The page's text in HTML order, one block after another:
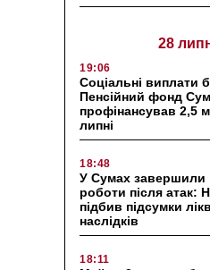
28
19:06
Соціальні виплати
Пенсійний фонд
профінансував 2,5
липні
18:48
У Сумах завершили
роботи після атак:
підбив підсумки
наслідків
18:11